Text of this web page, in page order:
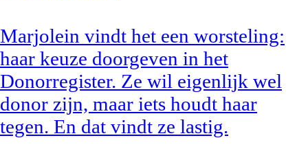
Marjolein vindt het een worsteling:
haar keuze doorgeven in het
Donorregister. Ze wil eigenlijk wel
donor zijn, maar iets houdt haar
tegen. En dat vindt ze lastig.